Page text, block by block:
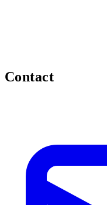
Contact